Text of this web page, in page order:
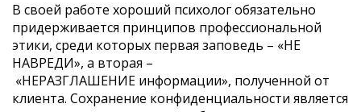
В своей работе хороший психолог обязательно
придерживается принципов профессиональной
этики, среди которых первая заповедь – «НЕ
НАВРЕДИ», а вторая –
«НЕРАЗГЛАШЕНИЕ информации», полученной от
клиента. Сохранение конфиденциальности является